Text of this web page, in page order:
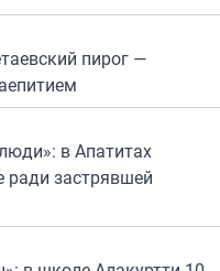
пирог —
в Апатитах
ради застрявшей